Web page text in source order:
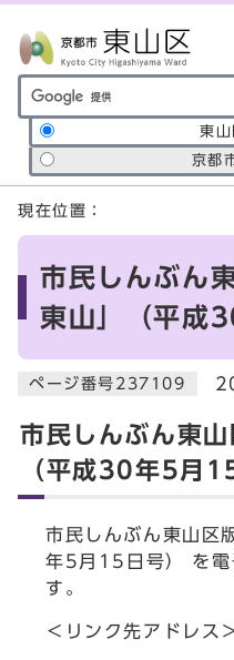
サイト内検索の範囲
東山
京都
ここから本文です
現在位置：
市民しんぶん
東山」（平成
ページ番号237109
市民しんぶん東山
（平成30年5月
市民しんぶん東山区
年5月15日号） を電
す。
＜リンク先アドレス